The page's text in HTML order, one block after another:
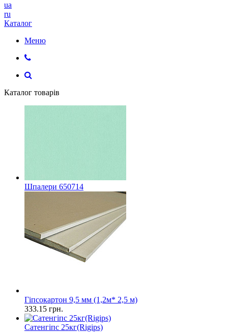
ua
ru
Каталог
Меню
Каталог товарів
Шпалери 650714
Гіпсокартон 9,5 мм (1,2м* 2,5 м)
333.15 грн.
Сатенгіпс 25кг(Rigips)